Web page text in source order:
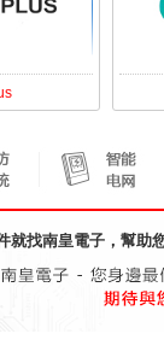
就找南皇電子 ，幫助